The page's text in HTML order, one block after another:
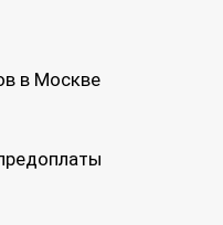
в Москве